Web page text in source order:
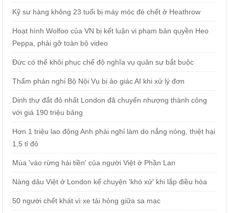
Kỹ sư hàng không 23 tuổi bị máy móc đè chết ở Heathrow
Hoạt hình Wolfoo của VN bị kết luận vi phạm bản quyền Heo
Peppa, phải gỡ toàn bộ video
Đức có thể khôi phục chế độ nghĩa vụ quân sự bắt buộc
Thẩm phán nghi Bộ Nội Vụ bị ảo giác AI khi xử lý đơn
Dinh thự đắt đỏ nhất London đã chuyển nhượng thành công
với giá 190 triệu bảng
Hơn 1 triệu lao động Anh phải nghỉ làm do nắng nóng, thiệt hại
1,5 tỉ đô
Mùa 'vào rừng hái tiền' của người Việt ở Phần Lan
Nàng dâu Việt ở London kể chuyện 'khó xử' khi lắp điều hòa
50 người chết khát vì xe tải hỏng giữa sa mạc